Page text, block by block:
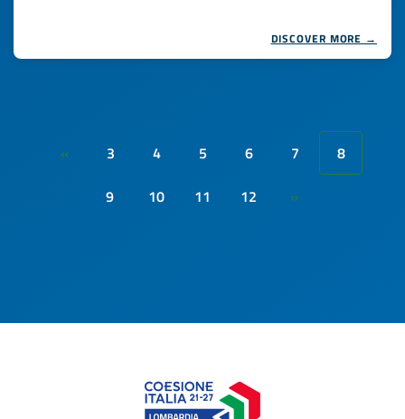
DISCOVER MORE →
« 3 4 5 6 7
8
9
10 11 12 »